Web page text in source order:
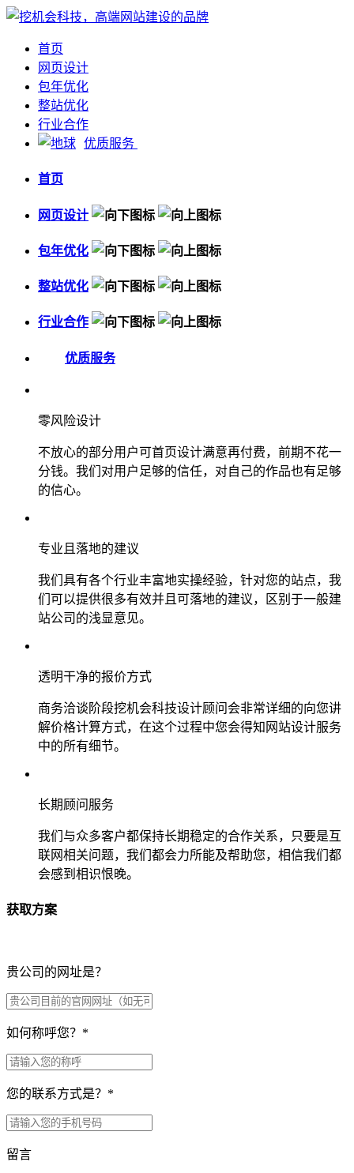
首页
网页设计
包年优化
整站优化
行业合作
优质服务
首页
网页设计
包年优化
整站优化
行业合作
优质服务
零风险设计
不放心的部分用户可首页设计满意再付费，前期不花一
分钱。我们对用户足够的信任，对自己的作品也有足够
的信心。
专业且落地的建议
我们具有各个行业丰富地实操经验，针对您的站点，我
们可以提供很多有效并且可落地的建议，区别于一般建
站公司的浅显意见。
透明干净的报价方式
商务洽谈阶段挖机会科技设计顾问会非常详细的向您讲
解价格计算方式，在这个过程中您会得知网站设计服务
中的所有细节。
长期顾问服务
我们与众多客户都保持长期稳定的合作关系，只要是互
联网相关问题，我们都会力所能及帮助您，相信我们都
会感到相识恨晚。
获取方案
贵公司的网址是？
如何称呼您？ *
您的联系方式是？ *
留言